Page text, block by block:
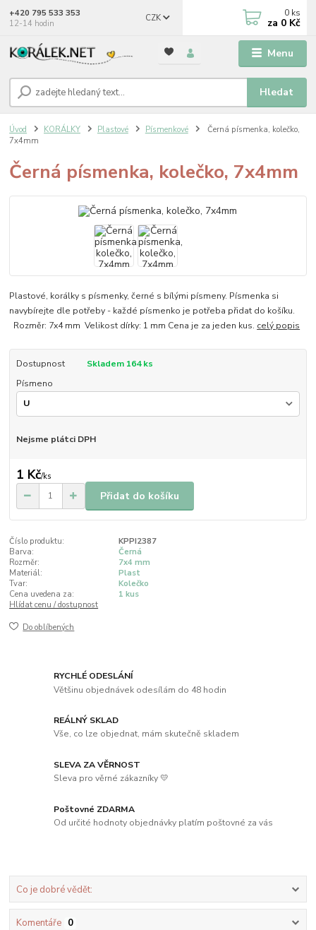
Menu
CZK
Hledat
+420 795 533 353
12-14 hodin
0 ks
za 0 Kč
Úvod KORÁLKY Plastové Písmenkové
Černá písmenka, kolečko,
7x4mm
Černá písmenka, kolečko, 7x4mm
Plastové, korálky s písmenky, černé s bílými písmeny. Písmenka si
navybírejte dle potřeby - každé písmenko je potřeba přidat do košíku.
Rozměr: 7x4 mm Velikost dírky: 1 mm Cena je za jeden kus. celý popis
Dostupnost
Skladem 164 ks
Písmeno
Nejsme plátci DPH
1 Kč/ks
Přidat do košíku
Číslo produktu:
KPPI2387
Barva:
Černá
Rozměr:
7x4 mm
Materiál:
Plast
Tvar:
Kolečko
Cena uvedena za:
1 kus
Hlídat cenu / dostupnost
Do oblíbených
RYCHLÉ ODESLÁNÍ
Většinu objednávek odesílám do 48 hodin
REÁLNÝ SKLAD
Vše, co lze objednat, mám skutečně skladem
SLEVA ZA VĚRNOST
Sleva pro věrné zákazníky 💛
Poštovné ZDARMA
Od určité hodnoty objednávky platím poštovné za vás
Co je dobré vědět:
Komentáře 0